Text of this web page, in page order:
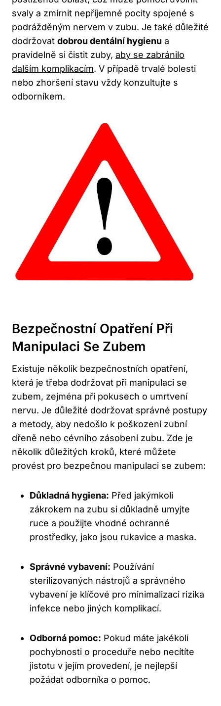
svaly a zmírnit nepříjemné pocity spojené s
podrážděným nervem v zubu. Je také důležité
dodržovat dobrou dentální hygienu a
pravidelně si čistit zuby, aby se zabránilo
dalším komplikacím. V případě trvalé bolesti
nebo zhoršení stavu vždy konzultujte s
odborníkem.
Bezpečnostní Opatření Při
Manipulaci Se Zubem
Existuje několik bezpečnostních opatření,
která je třeba dodržovat při manipulaci se
zubem, zejména při pokusech o umrtvení
nervu. Je důležité dodržovat správné postupy
a metody, aby nedošlo k poškození zubní
dřeně nebo cévního zásobení zubu. Zde je
několik důležitých kroků, které můžete
provést pro bezpečnou manipulaci se zubem:
Důkladná hygiena: Před jakýmkoli
zákrokem na zubu si důkladně umyjte
ruce a použijte vhodné ochranné
prostředky, jako jsou rukavice a maska.
Správné vybavení: Používání
sterilizovaných nástrojů a správného
vybavení je klíčové pro minimalizaci rizika
infekce nebo jiných komplikací.
Odborná pomoc: Pokud máte jakékoli
pochybnosti o proceduře nebo necítíte
jistotu v jejím provedení, je nejlepší
požádat odborníka o pomoc.